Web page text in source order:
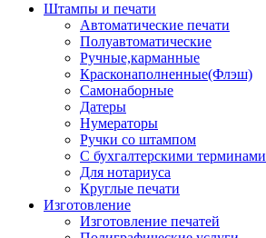
Штампы и печати
Автоматические печати
Полуавтоматические
Ручные,карманные
Красконаполненные(Флэш)
Самонаборные
Датеры
Нумераторы
Ручки со штампом
С бухгалтерскими терминами
Для нотариуса
Круглые печати
Изготовление
Изготовление печатей